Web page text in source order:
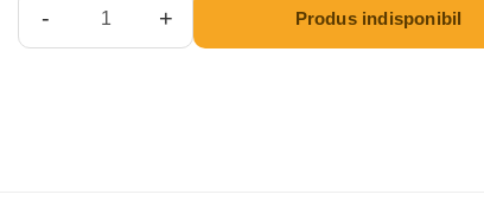
- + Produs indisponibil